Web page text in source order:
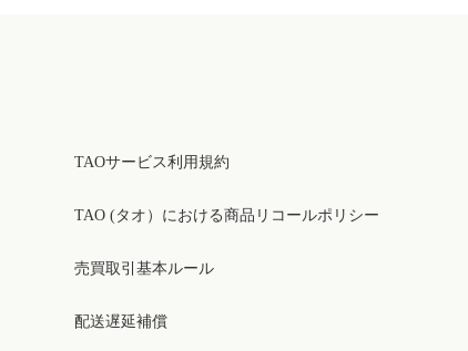
TAOサービス利用規約
TAO (タオ）における商品リコールポリシー
売買取引基本ルール
配送遅延補償